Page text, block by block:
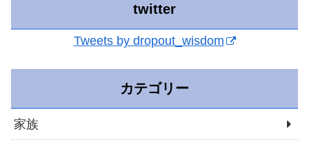
twitter
Tweets by dropout_wisdom
カテゴリー
家族